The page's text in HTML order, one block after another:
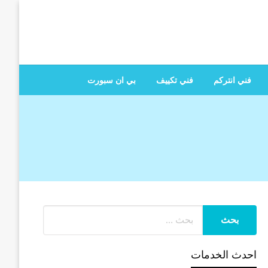
جميع الخدمات المنزلية في الكويت
فني انتركم فني تكييف بي ان سبورت
احدث الخدمات